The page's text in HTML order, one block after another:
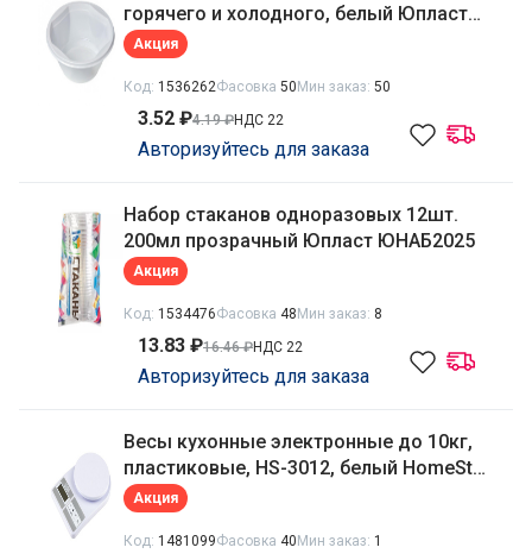
горячего и холодного, белый Юпласт
ЮПОС00026
Акция
Код: 1536262Фасовка 50 Мин заказ: 50
4.19 ₽
3.52 ₽ НДС 22
Авторизуйтесь для заказа
Набор стаканов одноразовых 12шт.
200мл прозрачный Юпласт ЮНАБ2025
Акция
Код: 1534476Фасовка 48 Мин заказ: 8
16.46 ₽
13.83 ₽ НДС 22
Авторизуйтесь для заказа
Весы кухонные электронные до 10кг,
пластиковые, HS-3012, белый HomeStar
104931
Акция
Код: 1481099Фасовка 40 Мин заказ: 1